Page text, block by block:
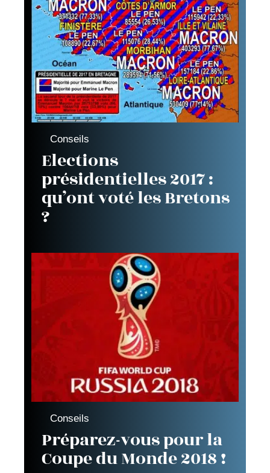
Conseils
Elections
présidentielles 2017 :
qu’ont voté les Bretons
?
Conseils
Préparez-vous pour la
Coupe du Monde 2018 !